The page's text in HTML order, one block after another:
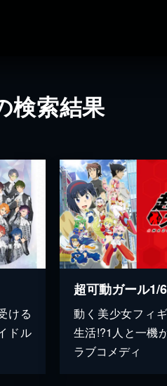
検索結果
ける
ドル
超可動ガール1/6
動く美少女フィ
生活!?1人と一機
ラブコメディ